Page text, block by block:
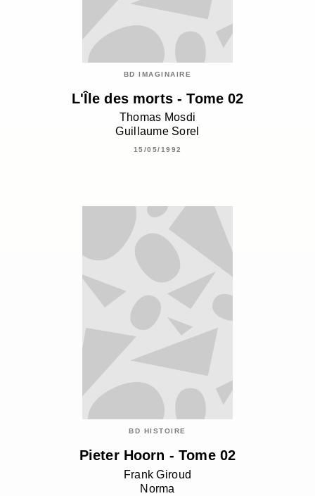
BD IMAGINAIRE
L'Île des morts - Tome 02
Thomas Mosdi
Guillaume Sorel
15/05/1992
BD HISTOIRE
Pieter Hoorn - Tome 02
Frank Giroud
Norma